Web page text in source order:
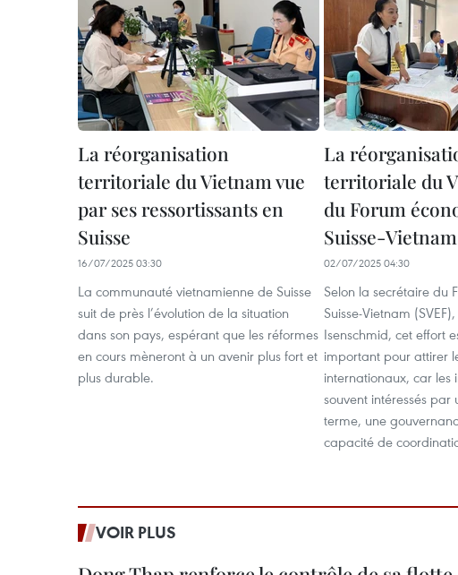
La réorganisation
territoriale du Vietnam vue
par ses ressortissants en
Suisse
16/07/2025 03:30
La communauté vietnamienne de Suisse
suit de près l’évolution de la situation
dans son pays, espérant que les réformes
en cours mèneront à un avenir plus fort et
plus durable.
La
territoriale du
du Forum
Suisse-Vietnam
02/07/2025 04:30
Selon la secrétaire du
Suisse-Vietnam
Isenschmid, cet effort
important pour attirer
internationaux, car les
souvent intéressés par
terme, une
capacité de
VOIR PLUS